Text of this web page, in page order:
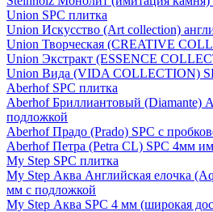
Union SPC плитка
Union Искусство (Art collection)
Union Творческая (CREATIVE
Union Экстракт (ESSENCE
Union Вида (VIDA COLLECTION)
Aberhof SPC плитка
Aberhof Бриллиантовый (Diamante)
подложкой
Aberhof Прадо (Prado) SPC с
Aberhof Петра (Petra CL) SPC 4мм
My Step SPC плитка
My Step Аква Английская елочка
мм с подложкой
My Step Аква SPC 4 мм (широкая